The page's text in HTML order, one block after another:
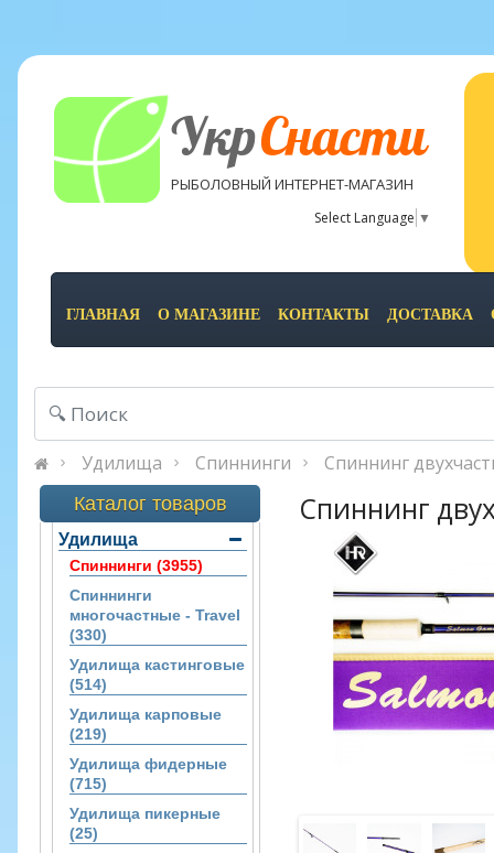
УкрСнасти
РЫБОЛОВНЫЙ ИНТЕРНЕТ-МАГАЗИН
Select Language ▼
ГЛАВНАЯ О МАГАЗИНЕ КОНТАКТЫ ДОСТАВКА
Удилища Спиннинги Спиннинг
Каталог товаров
Удилища
Спиннинги (3955)
Спиннинги
многочастные - Travel
(330)
Удилища кастинговые
(514)
Удилища карповые
(219)
Удилища фидерные
(715)
Удилища пикерные
(25)
Спиннинг